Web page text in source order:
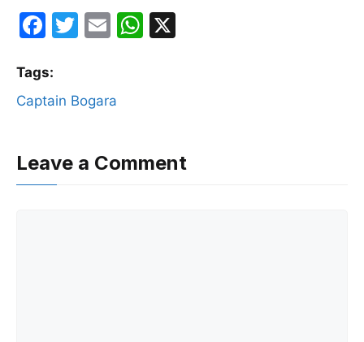
F
c
e
o
o
T
er
E
l
W
p
p
Tags:
Captain Bogara
Leave a Comment